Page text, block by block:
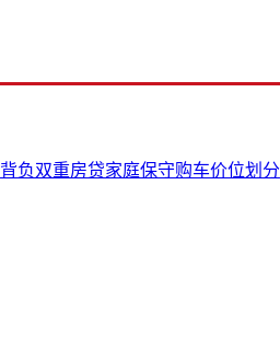
背负双重房贷家庭保守购车价位划分